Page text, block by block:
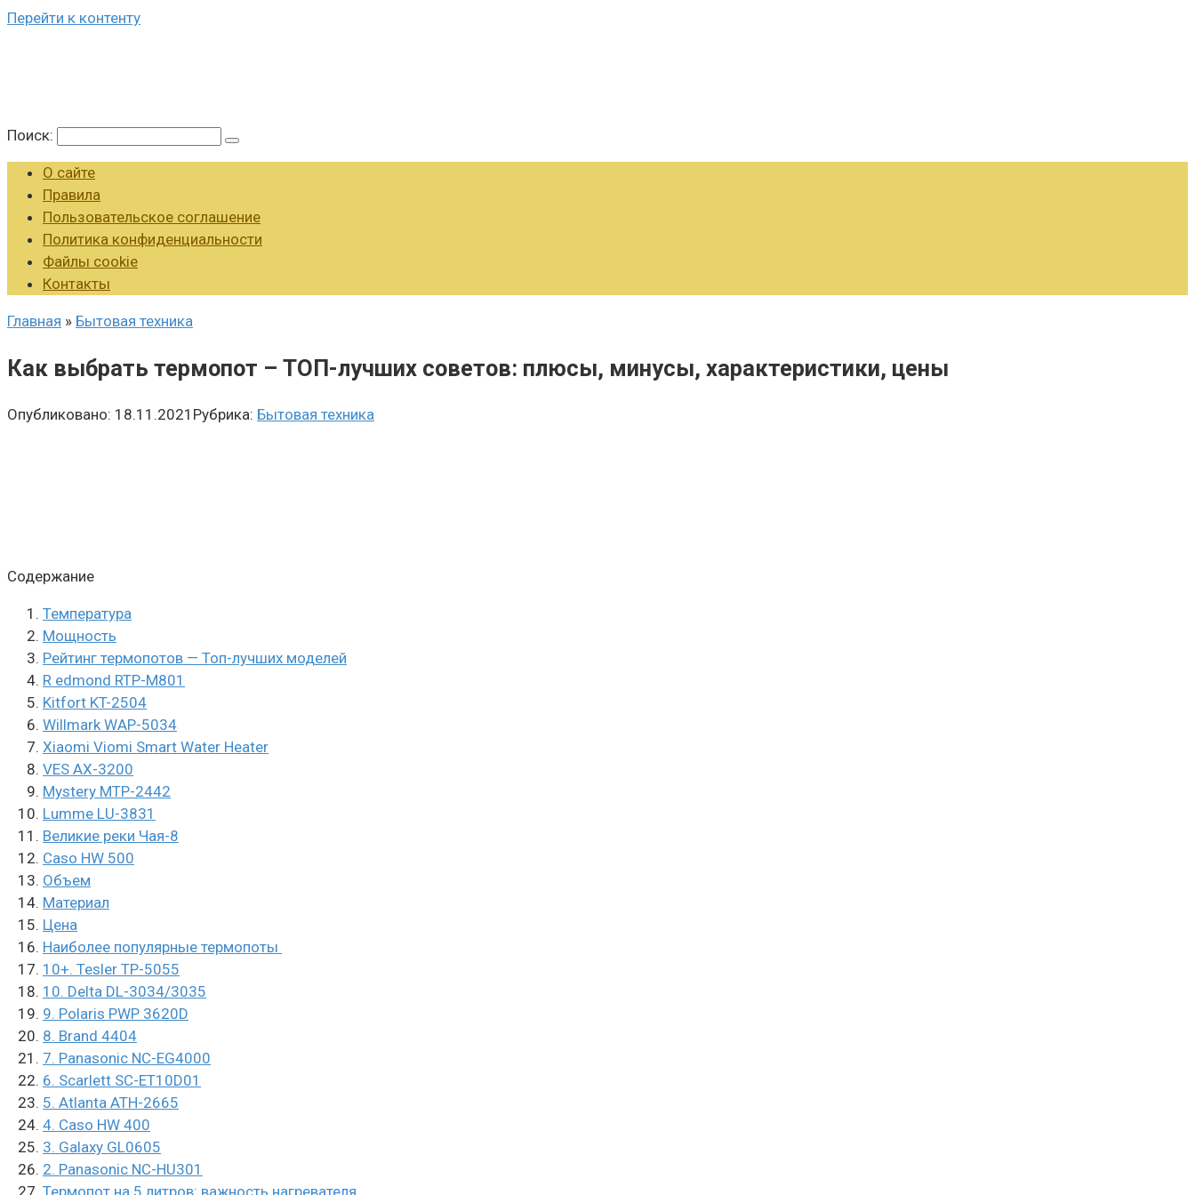
Перейти к контенту
Поиск:
О сайте
Правила
Пользовательское соглашение
Политика конфиденциальности
Файлы cookie
Контакты
Главная » Бытовая техника
Как выбрать термопот – ТОП-лучших советов: плюсы, минусы, характеристики, цены
Опубликовано: 18.11.2021 Рубрика: Бытовая техника
Содержание
Температура
Мощность
Рейтинг термопотов — Топ-лучших моделей
R edmond RTP-M801
Kitfort KT-2504
Willmark WAP-5034
Xiaomi Viomi Smart Water Heater
VES AX-3200
Mystery MTP-2442
Lumme LU-3831
Великие реки Чая-8
Caso HW 500
Объем
Материал
Цена
Наиболее популярные термопоты
10+. Tesler TP-5055
10. Delta DL-3034/3035
9. Polaris PWP 3620D
8. Brand 4404
7. Panasonic NC-EG4000
6. Scarlett SC-ET10D01
5. Atlanta ATH-2665
4. Caso HW 400
3. Galaxy GL0605
2. Panasonic NC-HU301